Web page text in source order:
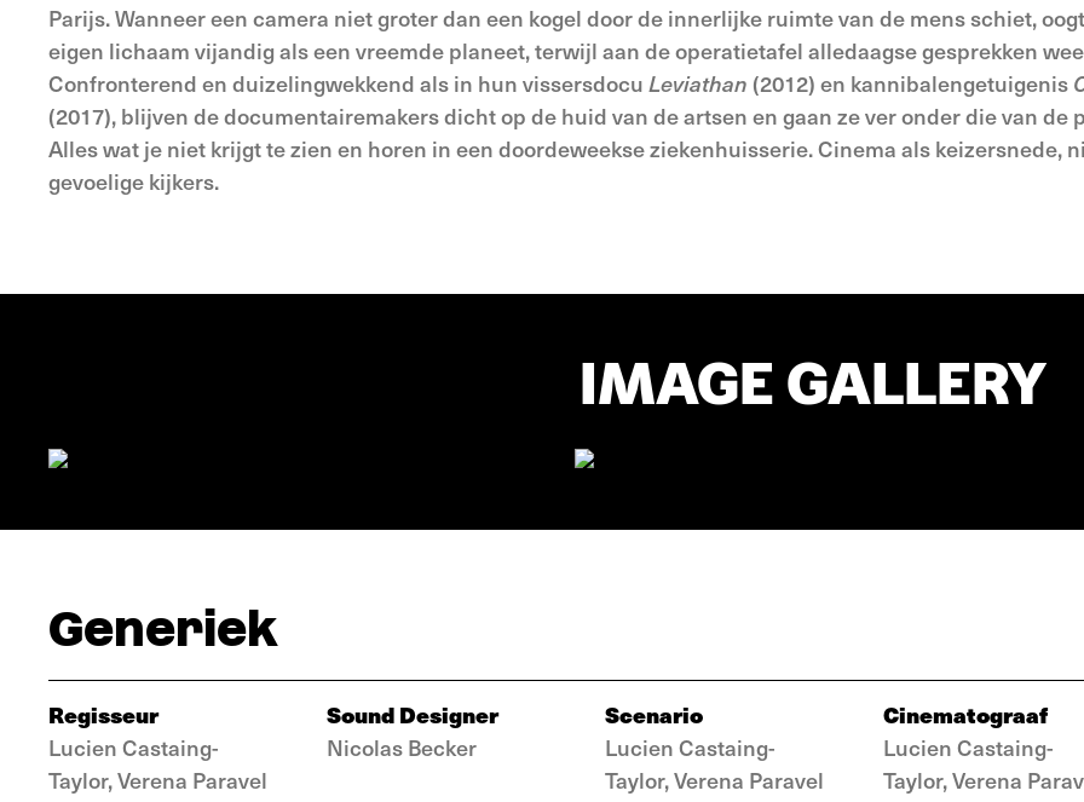
Parijs. Wanneer een camera niet groter dan een kogel door de innerlijke ruimte van de mens schiet,
eigen lichaam vijandig als een vreemde planeet, terwijl aan de operatietafel alledaagse gesprekken
Confronterend en duizelingwekkend als in hun vissersdocu Leviathan (2012) en kannibalengetuigenis
(2017), blijven de documentairemakers dicht op de huid van de artsen en gaan ze ver onder die van de
Alles wat je niet krijgt te zien en horen in een doordeweekse ziekenhuisserie. Cinema als keizersnede,
gevoelige kijkers.
IMAGE GALLERY
Generiek
Regisseur
Lucien Castaing-
Taylor, Verena Paravel
Sound Designer
Nicolas Becker
Scenario
Lucien Castaing-
Taylor, Verena Paravel
Cinematograaf
Lucien Castaing-
Taylor, Verena